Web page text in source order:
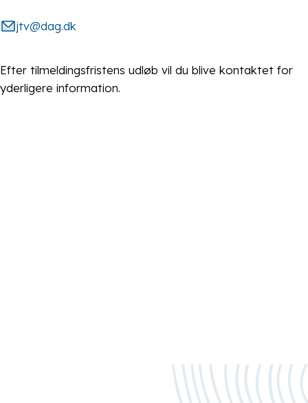
jtv@dag.dk
Efter tilmeldingsfristens udløb vil du blive kontaktet for
yderligere information.